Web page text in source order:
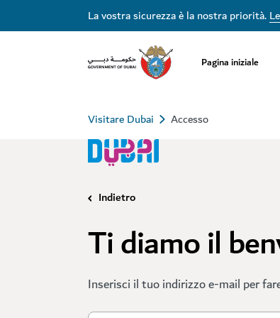
La vostra sicurezza è la nostra priorità.
Pagina iniziale
Visitare Dubai Accesso
Indietro
Ti diamo il
Inserisci il tuo indirizzo e-mail per